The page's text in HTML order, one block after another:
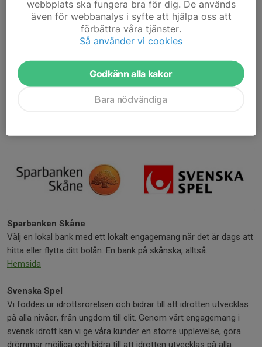
flertal bowlingklubbar.
Hemsida
Hässleholms kommun
Välkommen till Hässleholms kommun! Här möts människor för
att leva, uppleva, arbeta och lära i en kommun präglad av
nyfikenhet och utveckling. Här hittar du småstadslivets och
landsbygdens alla fördelar med naturen rakt utanför dörren
Sparbanken Skåne
Välj en lokal bank med ett lokalt engagemang när det är dags att
hitta eller flytta ditt bolån. En bank på skånska, alltså.
Hemsida
Svenska Spel
Vi föddes ur idrottsrörelsen och bidrar till att idrotten utvecklas
på alla nivåer, från ungdom till elit. Genom vårt engagemang i
svensk idrott kan vi ge våra kunder en större upplevelse, göra
drömmar möjliga och bidra till att idrotten utvecklas på alla
webbplats ska fungera bra för dig. De används
även för webbanalys i syfte att hjälpa oss att
förbättra våra tjänster.
Så använder vi cookies
Godkänn alla kakor
Bara nödvändiga